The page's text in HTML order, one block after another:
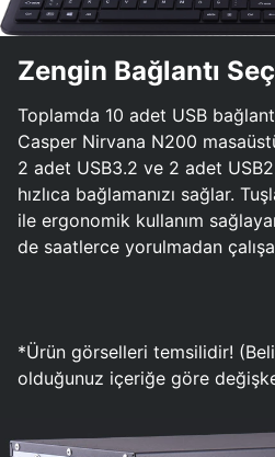
Zengin Bağlantı
Toplamda 10 adet USB
Casper Nirvana N200
2 adet USB3.2 ve 2 adet
hızlıca bağlamanızı sağlar.
ile ergonomik kullanım
de saatlerce yorulmadan
*Ürün görselleri temsilidir!
olduğunuz içeriğe göre